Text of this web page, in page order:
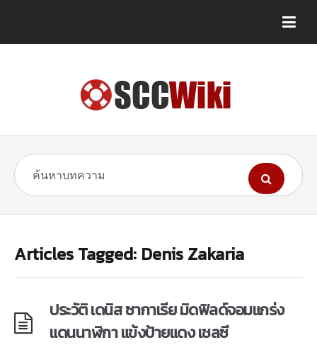
Articles Tagged: Denis Zakaria
ประวัติ เดนิส ซากาเรีย มิดฟิลด์จอมแกร่ง
แดนนาฬิกา แข้งป้ายแดง เชลซี